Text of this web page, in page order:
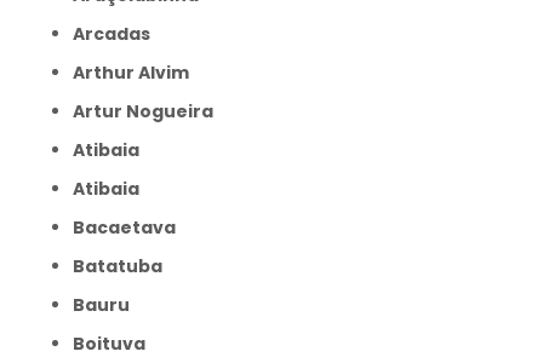
Arcadas
Arthur Alvim
Artur Nogueira
Atibaia
Atibaia
Bacaetava
Batatuba
Bauru
Boituva